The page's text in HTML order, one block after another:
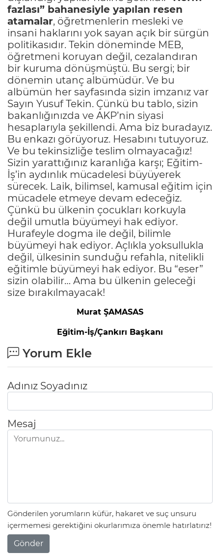
fazlası” bahanesiyle yapılan resen
atamalar, öğretmenlerin mesleki ve
insani haklarını yok sayan açık bir sürgün
politikasıdır. Tekin döneminde MEB,
öğretmeni koruyan değil, cezalandıran
bir kuruma dönüşmüştü. Bu sergi; bir
dönemin utanç albümüdür. Ve bu
albümün her sayfasında sizin imzanız var
Sayın Yusuf Tekin. Çünkü bu tablo, sizin
bakanlığınızda ve AKP’nin siyasi
hesaplarıyla şekillendi. Ama biz buradayız.
Bu enkazı görüyoruz. Hesabını tutuyoruz.
Ve bu tekinsizliğe teslim olmayacağız!
Sizin yarattığınız karanlığa karşı; Eğitim-
İş’in aydınlık mücadelesi büyüyerek
sürecek. Laik, bilimsel, kamusal eğitim için
mücadele etmeye devam edeceğiz.
Çünkü bu ülkenin çocukları korkuyla
değil umutla büyümeyi hak ediyor.
Hurafeyle dogma ile değil, bilimle
büyümeyi hak ediyor. Açlıkla yoksullukla
değil, ülkesinin sunduğu refahla, nitelikli
eğitimle büyümeyi hak ediyor. Bu “eser”
sizin olabilir… Ama bu ülkenin geleceği
size bırakılmayacak!
Murat ŞAMASAS
Eğitim-İş/Çankırı Başkanı
Yorum Ekle
Adınız Soyadınız
Mesaj
Gönderilen yorumların küfür, hakaret ve suç unsuru
içermemesi gerektiğini okurlarımıza önemle hatırlatırız!
Gönder